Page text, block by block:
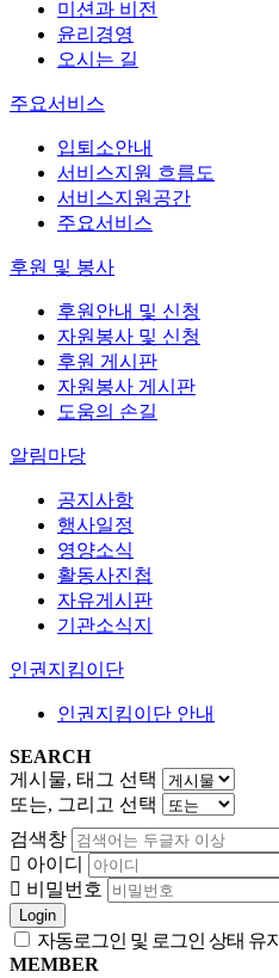
미션과 비전
윤리경영
오시는 길
주요서비스
입퇴소안내
서비스지원 흐름도
서비스지원공간
주요서비스
후원 및 봉사
후원안내 및 신청
자원봉사 및 신청
후원 게시판
자원봉사 게시판
도움의 손길
알림마당
공지사항
행사일정
영양소식
활동사진첩
자유게시판
기관소식지
인권지킴이단
인권지킴이단 안내
SEARCH
게시물, 태그 선택
또는, 그리고 선택
검색창
아이디
비밀번호
Login
자동로그인 및 로그인 상태 유지
MEMBER